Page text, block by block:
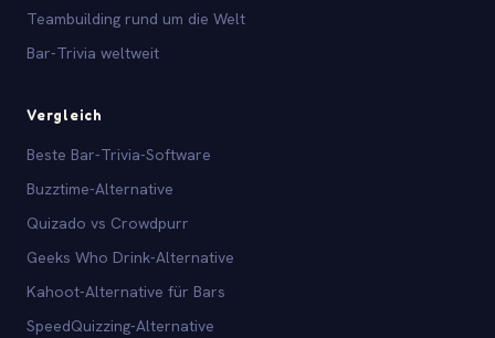
Teambuilding rund um die Welt
Bar-Trivia weltweit
Vergleich
Beste Bar-Trivia-Software
Buzztime-Alternative
Quizado vs Crowdpurr
Geeks Who Drink-Alternative
Kahoot-Alternative für Bars
SpeedQuizzing-Alternative